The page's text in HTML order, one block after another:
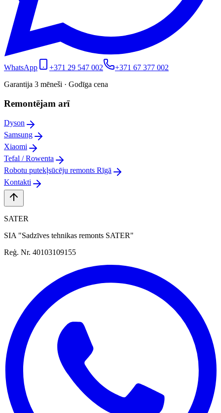
WhatsApp +371 29 547 002
+371 67 377 002
Garantija 3 mēneši · Godīga cena
Remontējam arī
Dyson
Samsung
Xiaomi
Tefal / Rowenta
Robotu putekļsūcēju remonts Rīgā
Kontakti
SATER
SIA "Sadzīves tehnikas remonts SATER"
Reģ. Nr. 40103109155